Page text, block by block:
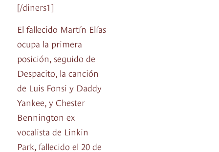
[/diners1]
El fallecido Martín Elías
ocupa la primera
posición, seguido de
Despacito, la canción
de Luis Fonsi y Daddy
Yankee, y Chester
Bennington ex
vocalista de Linkin
Park, fallecido el 20 de